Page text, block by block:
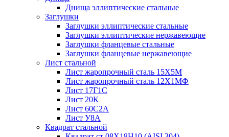
Днища эллиптические стальные
Заглушки
Заглушки эллиптические стальные
Заглушки эллиптические нержавеющие
Заглушки фланцевые стальные
Заглушки фланцевые нержавеющие
Лист стальной
Лист жаропрочный сталь 15Х5М
Лист жаропрочный сталь 12Х1МФ
Лист 17Г1С
Лист 20К
Лист 60С2А
Лист У8А
Квадрат стальной